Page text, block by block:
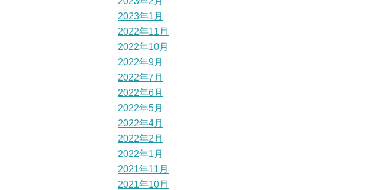
2023年1月
2022年11月
2022年10月
2022年9月
2022年7月
2022年6月
2022年5月
2022年4月
2022年2月
2022年1月
2021年11月
2021年10月